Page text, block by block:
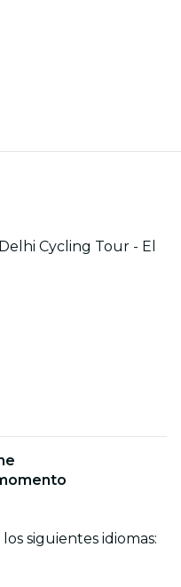
Cycling Tour - El
siguientes idiomas: